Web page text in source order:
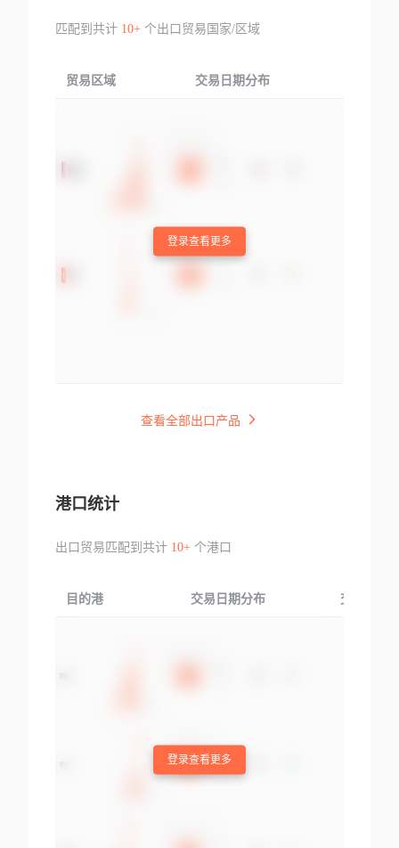
匹配到共计 10+个出口贸易国家/区域
贸易区域 交易日期分布
登录查看更多
查看全部出口产品
港口统计
出口贸易匹配到共计 10+个港口
目的港 交易日期分布 交易产品
登录查看更多